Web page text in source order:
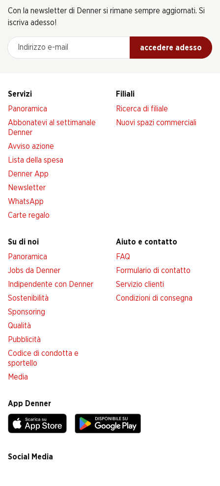
Con la newsletter di Denner si rimane sempre aggiornati. Si
iscriva adesso!
Indirizzo e-mail
accedere adesso
Servizi
Panoramica
Abbonatevi al settimanale
Denner
Avviso azione
Lista della spesa
Denner App
Newsletter
WhatsApp
Carte regalo
Filiali
Ricerca di filiale
Nuovi spazi commerciali
Su di noi
Panoramica
Jobs da Denner
Indipendente con Denner
Sostenibilità
Sponsoring
Qualità
Pubblicità
Codice di condotta e
sportello
Media
Aiuto e contatto
FAQ
Formulario di contatto
Servizio clienti
Condizioni di consegna
App Denner
Social Media